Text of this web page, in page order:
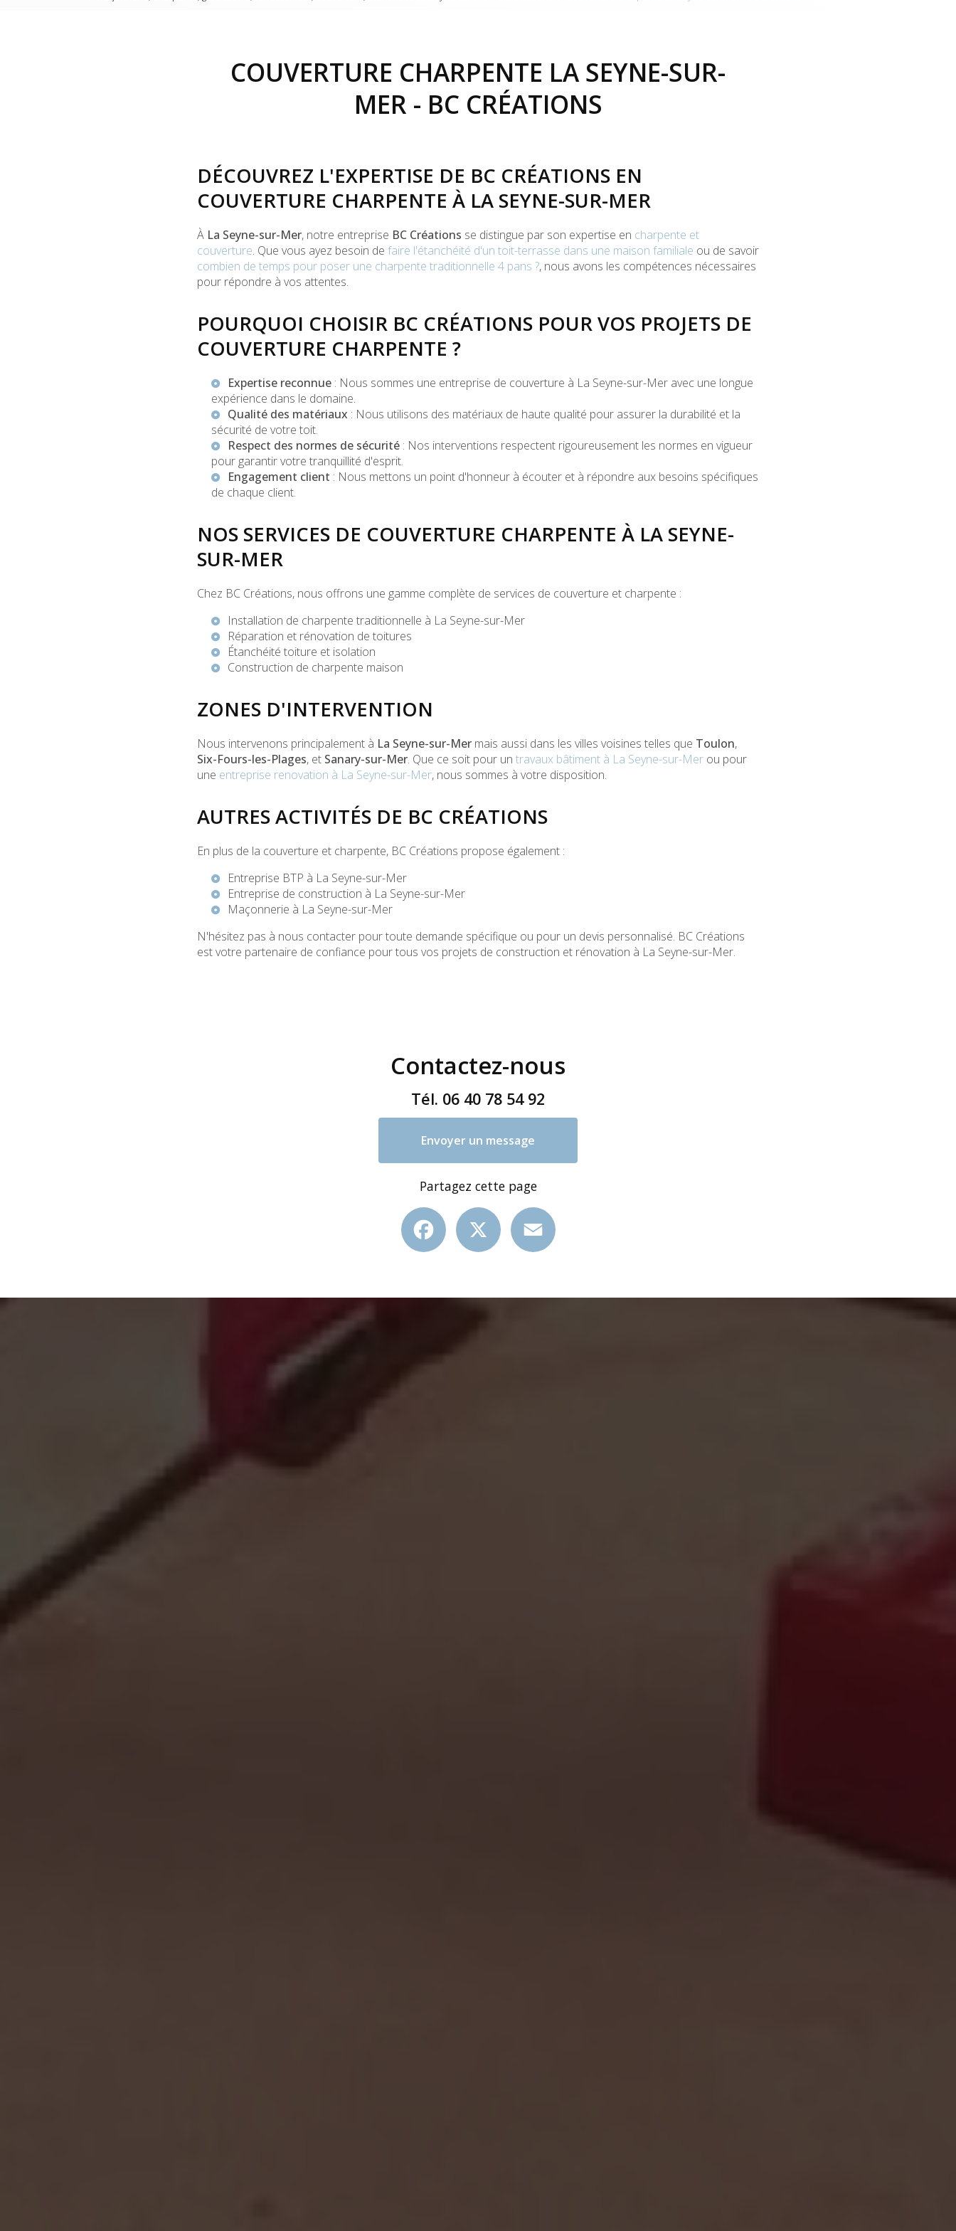
COUVERTURE CHARPENTE LA SEYNE-SUR-
MER - BC CRÉATIONS
DÉCOUVREZ L'EXPERTISE DE BC CRÉATIONS EN
COUVERTURE CHARPENTE À LA SEYNE-SUR-MER
À La Seyne-sur-Mer, notre entreprise BC Créations se distingue par son expertise en charpente et
couverture. Que vous ayez besoin de faire l'étanchéité d'un toit-terrasse dans une maison familiale ou de savoir
combien de temps pour poser une charpente traditionnelle 4 pans ?, nous avons les compétences nécessaires
pour répondre à vos attentes.
POURQUOI CHOISIR BC CRÉATIONS POUR VOS PROJETS DE
COUVERTURE CHARPENTE ?
Expertise reconnue : Nous sommes une entreprise de couverture à La Seyne-sur-Mer avec une longue
expérience dans le domaine.
Qualité des matériaux : Nous utilisons des matériaux de haute qualité pour assurer la durabilité et la
sécurité de votre toit.
Respect des normes de sécurité : Nos interventions respectent rigoureusement les normes en vigueur
pour garantir votre tranquillité d'esprit.
Engagement client : Nous mettons un point d'honneur à écouter et à répondre aux besoins spécifiques
de chaque client.
NOS SERVICES DE COUVERTURE CHARPENTE À LA SEYNE-
SUR-MER
Chez BC Créations, nous offrons une gamme complète de services de couverture et charpente :
Installation de charpente traditionnelle à La Seyne-sur-Mer
Réparation et rénovation de toitures
Étanchéité toiture et isolation
Construction de charpente maison
ZONES D'INTERVENTION
Nous intervenons principalement à La Seyne-sur-Mer mais aussi dans les villes voisines telles que Toulon,
Six-Fours-les-Plages, et Sanary-sur-Mer. Que ce soit pour un travaux bâtiment à La Seyne-sur-Mer ou pour
une entreprise renovation à La Seyne-sur-Mer, nous sommes à votre disposition.
AUTRES ACTIVITÉS DE BC CRÉATIONS
En plus de la couverture et charpente, BC Créations propose également :
Entreprise BTP à La Seyne-sur-Mer
Entreprise de construction à La Seyne-sur-Mer
Maçonnerie à La Seyne-sur-Mer
N'hésitez pas à nous contacter pour toute demande spécifique ou pour un devis personnalisé. BC Créations
est votre partenaire de confiance pour tous vos projets de construction et rénovation à La Seyne-sur-Mer.
Contactez-nous
Tél. 06 40 78 54 92
Envoyer un message
Partagez cette page
Facebook